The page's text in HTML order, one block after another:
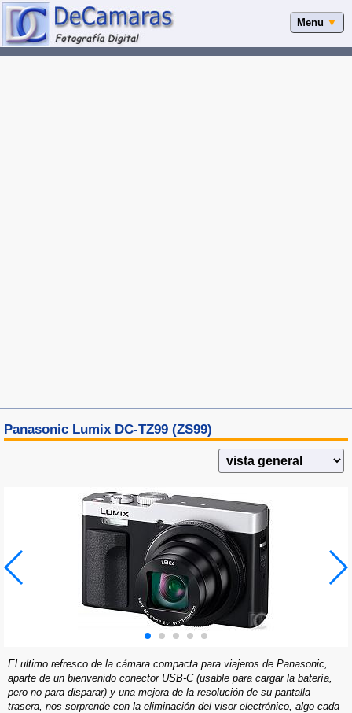
Menu ▼
Panasonic Lumix DC-TZ99 (ZS99)
El ultimo refresco de la cámara compacta para viajeros de Panasonic,
aparte de un bienvenido conector USB-C (usable para cargar la batería,
pero no para disparar) y una mejora de la resolución de su pantalla
trasera, nos sorprende con la eliminación del visor electrónico, algo cada